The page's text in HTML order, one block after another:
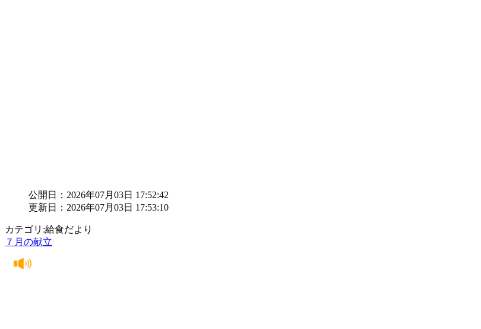
公開日：2026年07月03日 17:52:42
更新日：2026年07月03日 17:53:10
カテゴリ:給食だより
７月の献立